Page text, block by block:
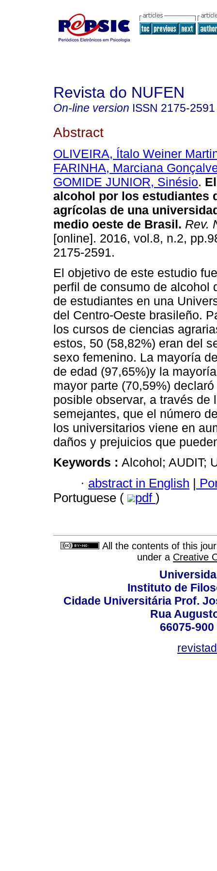
Revista do NUFEN
On-line version ISSN 2175-2591
Abstract
OLIVEIRA, Ítalo Weiner
FARINHA, Marciana
GOMIDE JUNIOR, Sinésio.
alcohol por los estudiantes
agrícolas de una
medio oeste de Brasil. Rev.
[online]. 2016, vol.8, n.2,
2175-2591.
El objetivo de este estudio
perfil de consumo de alcohol
de estudiantes en una
del Centro-Oeste brasileño.
los cursos de ciencias
estos, 50 (58,82%) eran del
sexo femenino. La mayoría
de edad (97,65%)y la
mayor parte (70,59%)
posible observar, a través
semejantes, que el número
los universitarios viene en
daños y prejuicios que
Keywords : Alcohol; AUDIT;
· abstract in English |
Portuguese (
pdf )
All the contents of this
under a Creative
Instituto de
Cidade Universitária Prof.
Rua
66075-